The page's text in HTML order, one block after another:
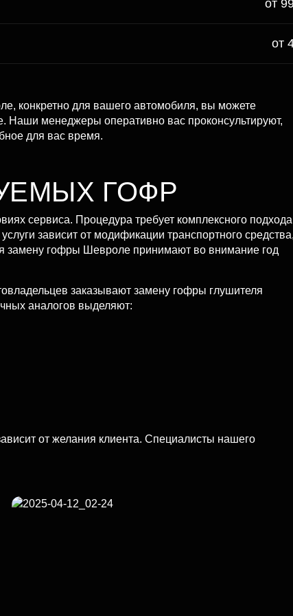
от
от
конкретно для вашего автомобиля, вы можете
Наши менеджеры оперативно вас проконсультируют,
для вас время.
ГОФР
сервиса. Процедура требует комплексного
зависит от модификации транспортного средства,
замену гофры Шевроле принимают во внимание год
заказывают замену гофры глушителя
аналогов выделяют:
от желания клиента. Специалисты нашего